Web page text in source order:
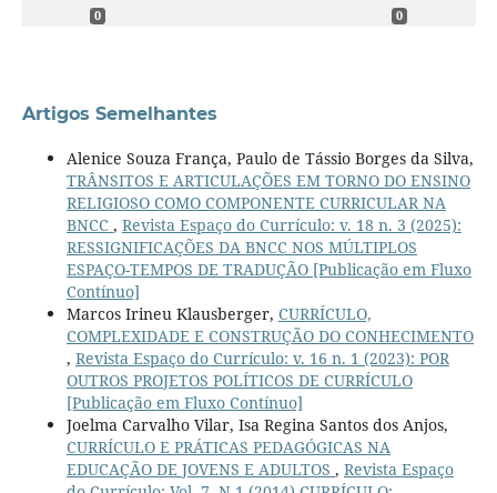
0 0
Artigos Semelhantes
Alenice Souza França, Paulo de Tássio Borges da Silva,
TRÂNSITOS E ARTICULAÇÕES EM TORNO DO ENSINO
RELIGIOSO COMO COMPONENTE CURRICULAR NA
BNCC , Revista Espaço do Currículo: v. 18 n. 3 (2025):
RESSIGNIFICAÇÕES DA BNCC NOS MÚLTIPLOS
ESPAÇO-TEMPOS DE TRADUÇÃO [Publicação em Fluxo
Contínuo]
Marcos Irineu Klausberger, CURRÍCULO,
COMPLEXIDADE E CONSTRUÇÃO DO CONHECIMENTO
, Revista Espaço do Currículo: v. 16 n. 1 (2023): POR
OUTROS PROJETOS POLÍTICOS DE CURRÍCULO
[Publicação em Fluxo Contínuo]
Joelma Carvalho Vilar, Isa Regina Santos dos Anjos,
CURRÍCULO E PRÁTICAS PEDAGÓGICAS NA
EDUCAÇÃO DE JOVENS E ADULTOS , Revista Espaço